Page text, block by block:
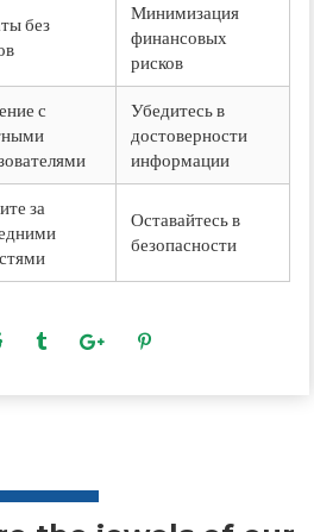
без
Минимизация
финансовых
рисков
с
Убедитесь в
достоверности
информации
за
Оставайтесь в
безопасности